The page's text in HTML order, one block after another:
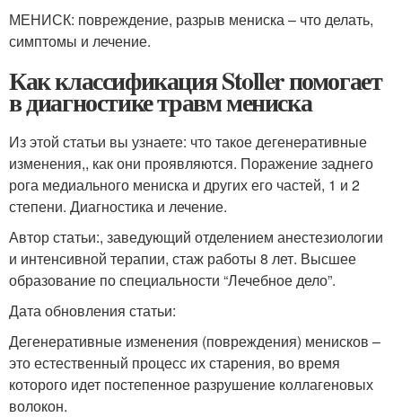
МЕНИСК: повреждение, разрыв мениска – что делать,
симптомы и лечение.
Как классификация Stoller помогает
в диагностике травм мениска
Из этой статьи вы узнаете: что такое дегенеративные
изменения,, как они проявляются. Поражение заднего
рога медиального мениска и других его частей, 1 и 2
степени. Диагностика и лечение.
Автор статьи:, заведующий отделением анестезиологии
и интенсивной терапии, стаж работы 8 лет. Высшее
образование по специальности “Лечебное дело”.
Дата обновления статьи:
Дегенеративные изменения (повреждения) менисков –
это естественный процесс их старения, во время
которого идет постепенное разрушение коллагеновых
волокон.